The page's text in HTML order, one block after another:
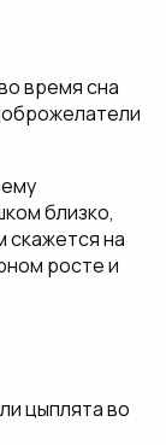
время сна
близко,
скажется на
росте и
цыплята во